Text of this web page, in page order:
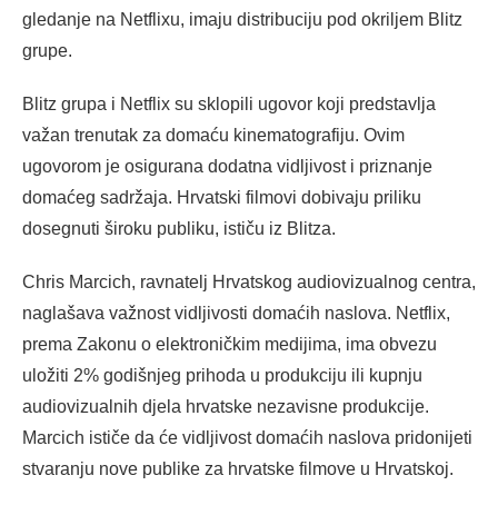
gledanje na Netflixu, imaju distribuciju pod okriljem Blitz
grupe.
Blitz grupa i Netflix su sklopili ugovor koji predstavlja
važan trenutak za domaću kinematografiju. Ovim
ugovorom je osigurana dodatna vidljivost i priznanje
domaćeg sadržaja. Hrvatski filmovi dobivaju priliku
dosegnuti široku publiku, ističu iz Blitza.
Chris Marcich, ravnatelj Hrvatskog audiovizualnog centra,
naglašava važnost vidljivosti domaćih naslova. Netflix,
prema Zakonu o elektroničkim medijima, ima obvezu
uložiti 2% godišnjeg prihoda u produkciju ili kupnju
audiovizualnih djela hrvatske nezavisne produkcije.
Marcich ističe da će vidljivost domaćih naslova pridonijeti
stvaranju nove publike za hrvatske filmove u Hrvatskoj.